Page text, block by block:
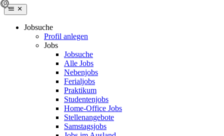
Jobsuche
Profil anlegen
Jobs
Jobsuche
Alle Jobs
Nebenjobs
Ferialjobs
Praktikum
Studentenjobs
Home-Office Jobs
Stellenangebote
Samstagsjobs